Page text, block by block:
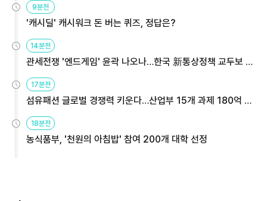
9분전
'캐시딜' 캐시워크 돈 버는 퀴즈, 정답은?
14분전
관세전쟁 '엔드게임' 윤곽 나오나…한국 新통상정책 교두보 활
용해야
17분전
섬유패션 글로벌 경쟁력 키운다…산업부 15개 과제 180억 지
원
18분전
농식품부, '천원의 아침밥' 참여 200개 대학 선정